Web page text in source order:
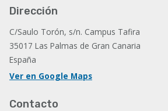
Dirección
C/Saulo Torón, s/n. Campus Tafira
35017 Las Palmas de Gran Canaria
España
Ver en Google Maps
Contacto